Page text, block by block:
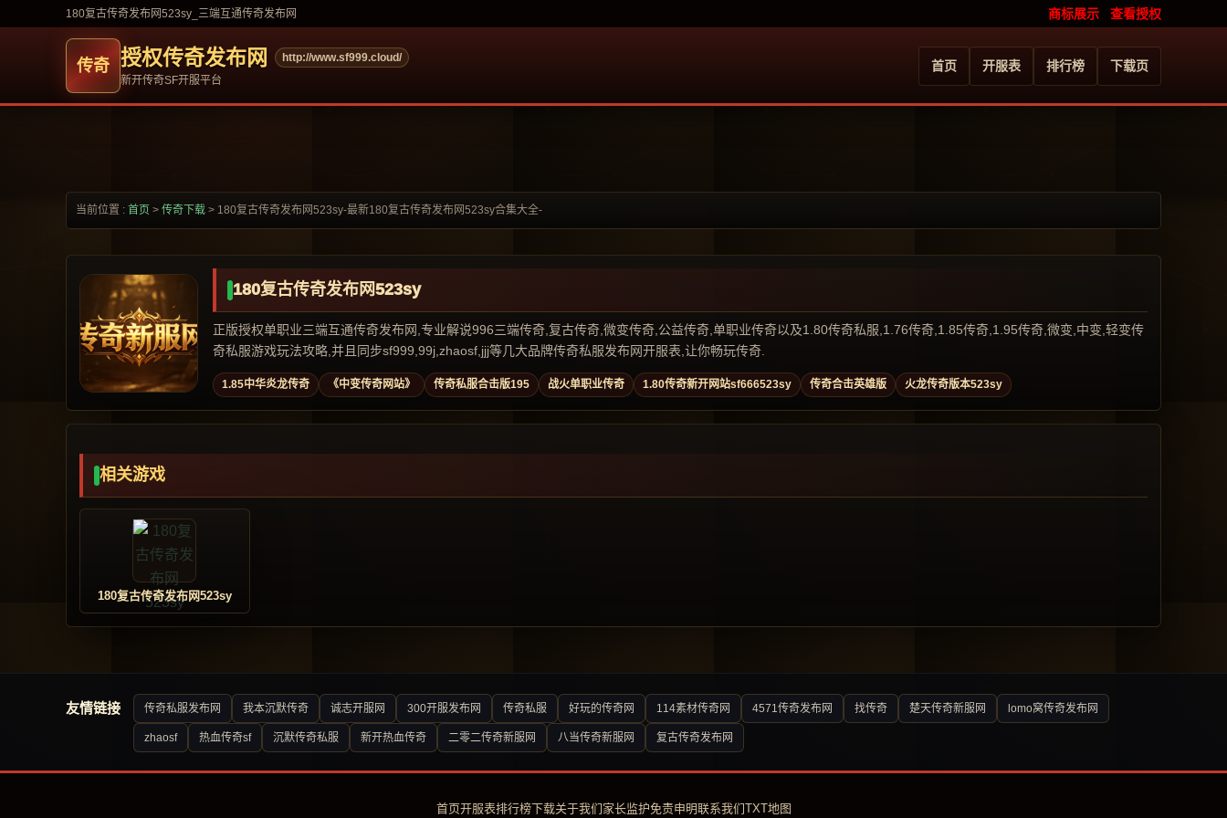
180复古传奇发布网523sy_三端互通传奇发布网 商标展示 查看授权
授权传奇发布网
http://www.sf999.cloud/
新开传奇SF开服平台
首页 开服表 排行榜 下载页
当前位置 : 首页 > 传奇下载 > 180复古传奇发布网523sy-最新180复古传奇发布网523sy合集大全-
180复古传奇发布网523sy
正版授权单职业三端互通传奇发布网,专业解说996三端传奇,复古传奇,微变传奇,公益传奇,单职业传奇以及1.80传奇私服,1.76传奇,1.85传奇,1.95传奇,微变,中变,轻变传
奇私服游戏玩法攻略,并且同步sf999,99j,zhaosf,jjj等几大品牌传奇私服发布网开服表,让你畅玩传奇.
1.85中华炎龙传奇 《中变传奇网站》 传奇私服合击版195 战火单职业传奇 1.80传奇新开网站sf666523sy 传奇合击英雄版 火龙传奇版本523sy
相关游戏
180复古传奇发布网523sy
友情链接 传奇私服发布网 我本沉默传奇 诚志开服网 300开服发布网 传奇私服 好玩的传奇网 114素材传奇网 4571传奇发布网 找传奇 楚天传奇新服网 lomo窝传奇发布网
zhaosf 热血传奇sf 沉默传奇私服 新开热血传奇 二零二传奇新服网 八当传奇新服网 复古传奇发布网
首页开服表排行榜下载关于我们 家长监护免责申明联系我们TXT地图